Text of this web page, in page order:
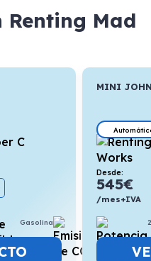
Renting Mad
Gasolina 6,5l/100km
MINI JOHN
Desde:
545€
/mes+IVA